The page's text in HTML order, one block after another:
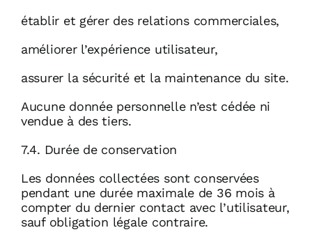
établir et gérer des relations commerciales,
améliorer l’expérience utilisateur,
assurer la sécurité et la maintenance du site.
Aucune donnée personnelle n’est cédée ni
vendue à des tiers.
7.4. Durée de conservation
Les données collectées sont conservées
pendant une durée maximale de 36 mois à
compter du dernier contact avec l’utilisateur,
sauf obligation légale contraire.